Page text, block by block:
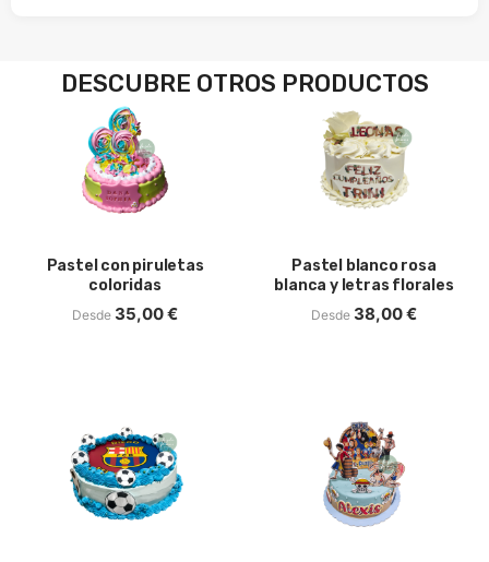
DESCUBRE OTROS PRODUCTOS
Pastel con piruletas
coloridas
Desde 35,00€
Pastel blanco rosa
blanca y letras florales
Desde 38,00€